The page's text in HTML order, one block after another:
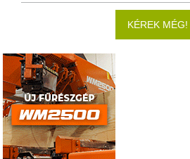
KÉREK MÉG!